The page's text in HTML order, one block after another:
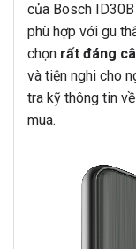
của Bosch ID30B
phù hợp với gu
chọn rất đáng
và tiện nghi cho
tra kỹ thông tin
mua.